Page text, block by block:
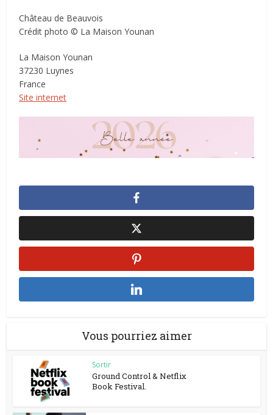
Château de Beauvois
Crédit photo © La Maison Younan
La Maison Younan
37230 Luynes
France
Site internet
Vous pourriez aimer
Sortir
Ground Control & Netflix
Book Festival.